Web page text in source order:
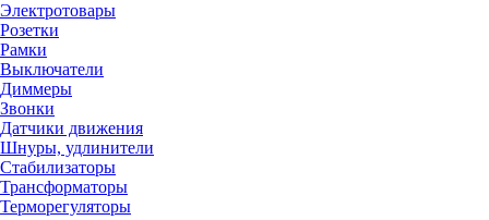
Электротовары
Розетки
Рамки
Выключатели
Диммеры
Звонки
Датчики движения
Шнуры, удлинители
Стабилизаторы
Трансформаторы
Терморегуляторы